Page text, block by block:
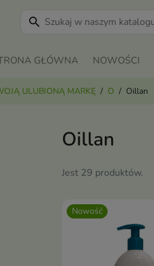
search
GŁÓWNA NOWOŚCI
ULUBIONĄ MARKĘ O Oillan
Oillan
Jest 29 produktów.
Nowość